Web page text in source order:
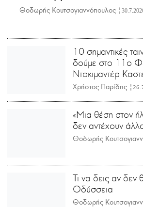
Θοδωρής Κουτσογιαννόπουλος |
10 σημαντικές
δούμε στο 11ο
Ντοκιμαντέρ
Χρήστος Παρίδης |
«Μια θέση στον
δεν αντέχουν
Θοδωρής
Τι να δεις αν δεν
Οδύσσεια
Θοδωρής